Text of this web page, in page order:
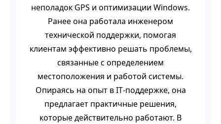
неполадок GPS и оптимизации Windows.
Ранее она работала инженером
технической поддержки, помогая
клиентам эффективно решать проблемы,
связанные с определением
местоположения и работой системы.
Опираясь на опыт в IT‑поддержке, она
предлагает практичные решения,
которые действительно работают. В